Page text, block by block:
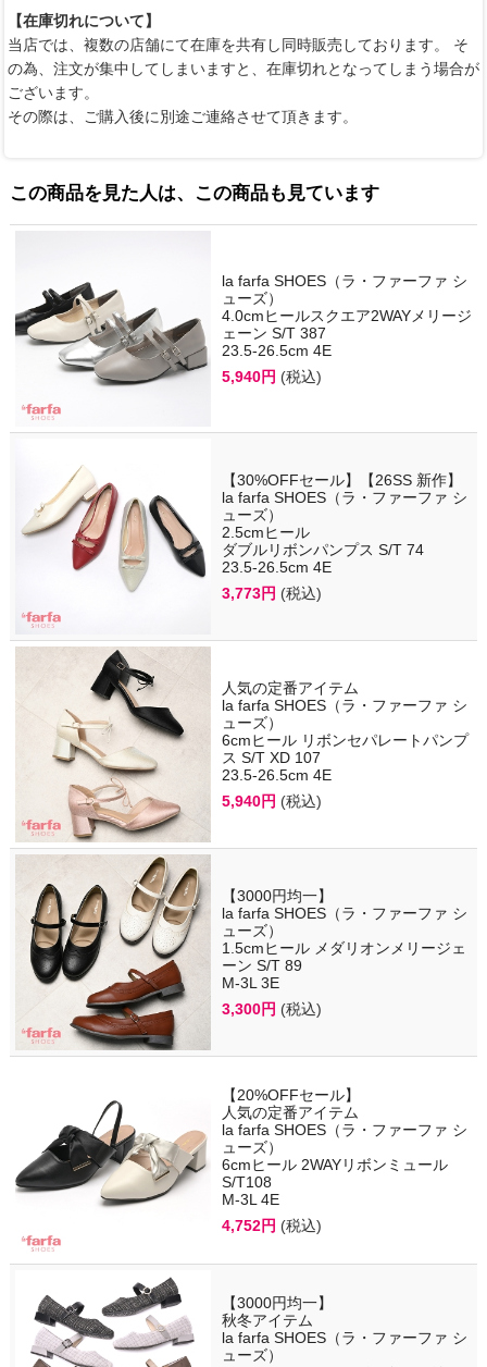
【在庫切れについて】
当店では、複数の店舗にて在庫を共有し同時販売しております。 そ
の為、注文が集中してしまいますと、在庫切れとなってしまう場合が
ございます。
その際は、ご購入後に別途ご連絡させて頂きます。
この商品を見た人は、この商品も見ています
la farfa SHOES（ラ・ファーファ シ
ューズ）
4.0cmヒールスクエア2WAYメリージ
ェーン S/T 387
23.5-26.5cm 4E
5,940円 (税込)
【30%OFFセール】【26SS 新作】
la farfa SHOES（ラ・ファーファ シ
ューズ）
2.5cmヒール
ダブルリボンパンプス S/T 74
23.5-26.5cm 4E
3,773円 (税込)
人気の定番アイテム
la farfa SHOES（ラ・ファーファ シ
ューズ）
6cmヒール リボンセパレートパンプ
ス S/T XD 107
23.5-26.5cm 4E
5,940円 (税込)
【3000円均一】
la farfa SHOES（ラ・ファーファ シ
ューズ）
1.5cmヒール メダリオンメリージェ
ーン S/T 89
M-3L 3E
3,300円 (税込)
【20%OFFセール】
人気の定番アイテム
la farfa SHOES（ラ・ファーファ シ
ューズ）
6cmヒール 2WAYリボンミュール
S/T108
M-3L 4E
4,752円 (税込)
【3000円均一】
秋冬アイテム
la farfa SHOES（ラ・ファーファ シ
ューズ）